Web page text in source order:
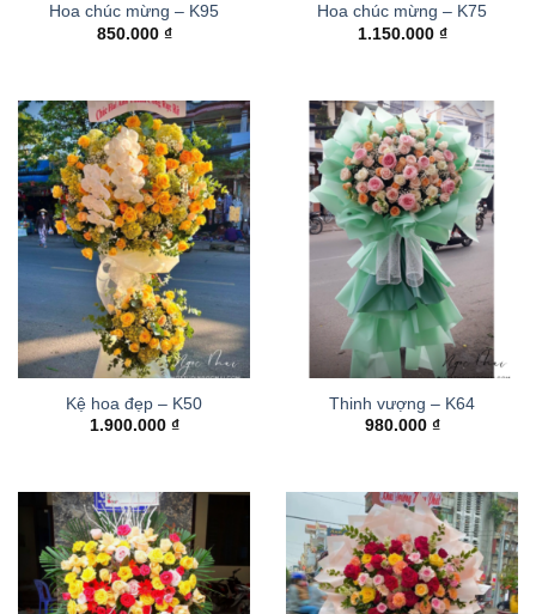
Hoa chúc mừng – K95
850.000 ₫
Hoa chúc mừng – K75
1.150.000 ₫
Kệ hoa đẹp – K50
1.900.000 ₫
Thinh vượng – K64
980.000 ₫